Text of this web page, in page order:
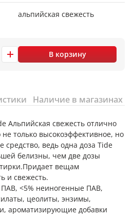
альпийская свежесть
В корзину
Наличие в магазинах
Альпийская свежесть отлично
только высокоэффективное, но
средство, ведь одна доза Tide
белизны, чем две дозы
вещам
и свежесть.
<5% неиногенные ПАВ,
цеолиты, энзимы,
ароматизирующие добавки